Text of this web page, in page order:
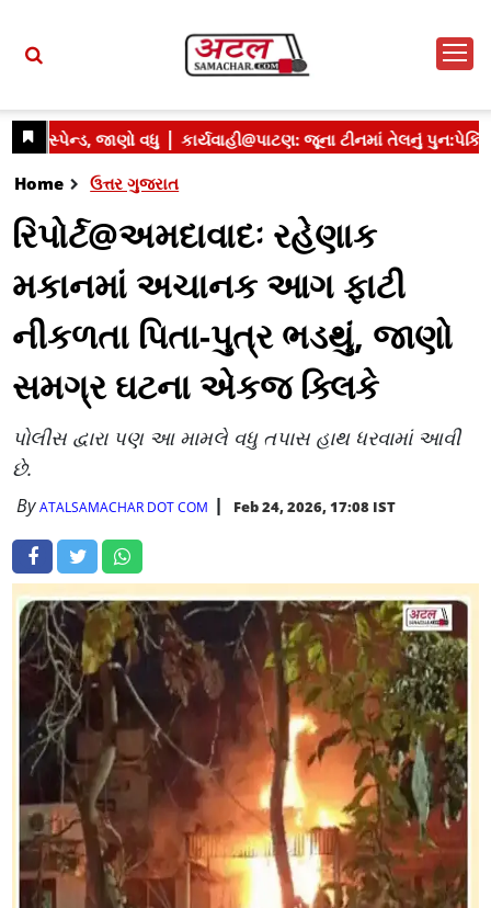
Home ઉત્તર ગુજરાત
રિપોર્ટ@અમદાવાદઃ રહેણાક
મકાનમાં અચાનક આગ ફાટી
નીકળતા પિતા-પુત્ર ભડથું, જાણો
સમગ્ર ઘટના એકજ ક્લિકે
પોલીસ દ્વારા પણ આ મામલે વધુ તપાસ હાથ ધરવામાં આવી
છે.
ByATALSAMACHAR DOT COM Feb 24, 2026, 17:08 IST